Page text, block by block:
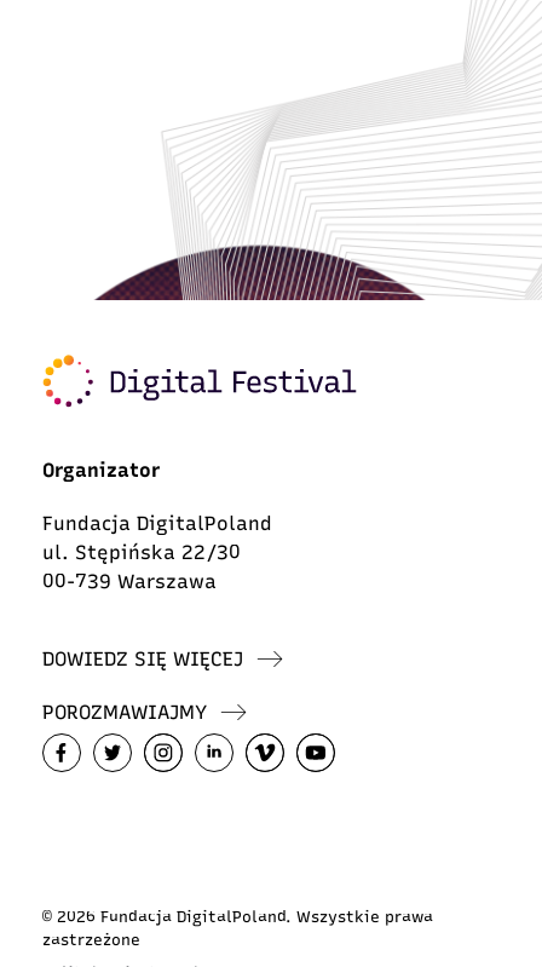
Organizator
Fundacja DigitalPoland
ul. Stępińska 22/30
00-739 Warszawa
DOWIEDZ SIĘ WIĘCEJ
POROZMAWIAJMY
© 2026 Fundacja DigitalPoland. Wszystkie prawa
zastrzeżone